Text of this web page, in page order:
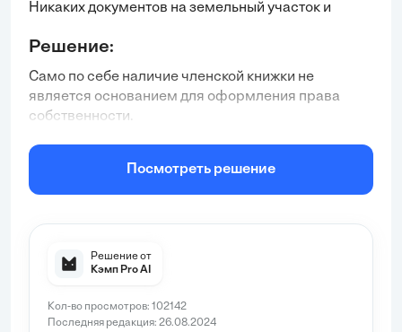
Никаких документов на земельный участок и
Граждане обратились за помощью в юридическую
консультацию.
Решение:
Само по себе наличие членской книжки не
является основанием для оформления права
собственности.
Тем не менее, членство в СНТ важное условие,
поскольку документация СНТ служит одним из
источников сведений о Ваших исторических
был легитимно Вам передан.
Для безвозмездной передачи земельного участка
в собственность необходимо, чтобы участок
огороднического или дачного некоммерческого
объединения, выделенной до введения в действие
Посмотреть решение
Решение от
Кэмп Pro AI
Кол-во просмотров: 102142
Последняя редакция: 26.08.2024